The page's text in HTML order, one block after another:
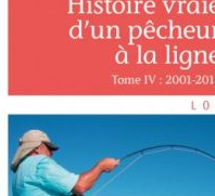
MON PETIT ÉDITEUR